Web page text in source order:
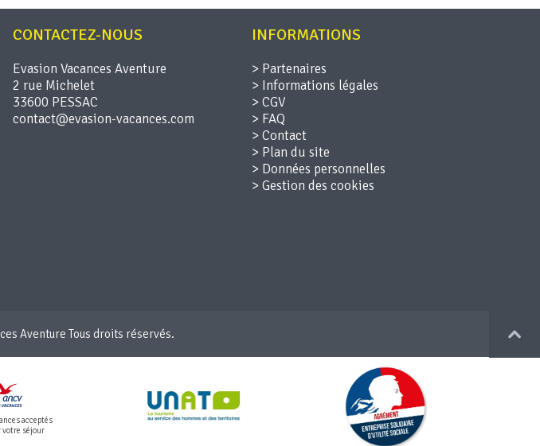
CONTACTEZ-NOUS
Evasion Vacances Aventure
2 rue Michelet
33600 PESSAC
INFORMATIONS
> Partenaires
> Informations légales
>CGV
> FAQ
>Contact
> Plan du site
> Données personnelles
>Gestion des cookies
Aventure Tous droits réservés.
acceptés
votre séjour